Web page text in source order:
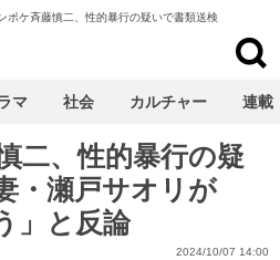
ポケ斉藤慎二、性的暴行の疑いで書類送検
二、性的暴行の疑
・瀬戸サオリが
」と反論
2024/10/07 14:00
マ 社会 カルチャー 連載